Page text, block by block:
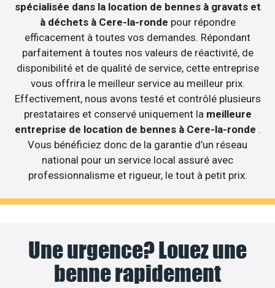
spécialisée dans la location de bennes à gravats et
à déchets à Cere-la-ronde pour répondre
efficacement à toutes vos demandes. Répondant
parfaitement à toutes nos valeurs de réactivité, de
disponibilité et de qualité de service, cette entreprise
vous offrira le meilleur service au meilleur prix.
Effectivement, nous avons testé et contrôlé plusieurs
prestataires et conservé uniquement la meilleure
entreprise de location de bennes à Cere-la-ronde .
Vous bénéficiez donc de la garantie d’un réseau
national pour un service local assuré avec
professionnalisme et rigueur, le tout à petit prix.
Une urgence? Louez une
benne rapidement